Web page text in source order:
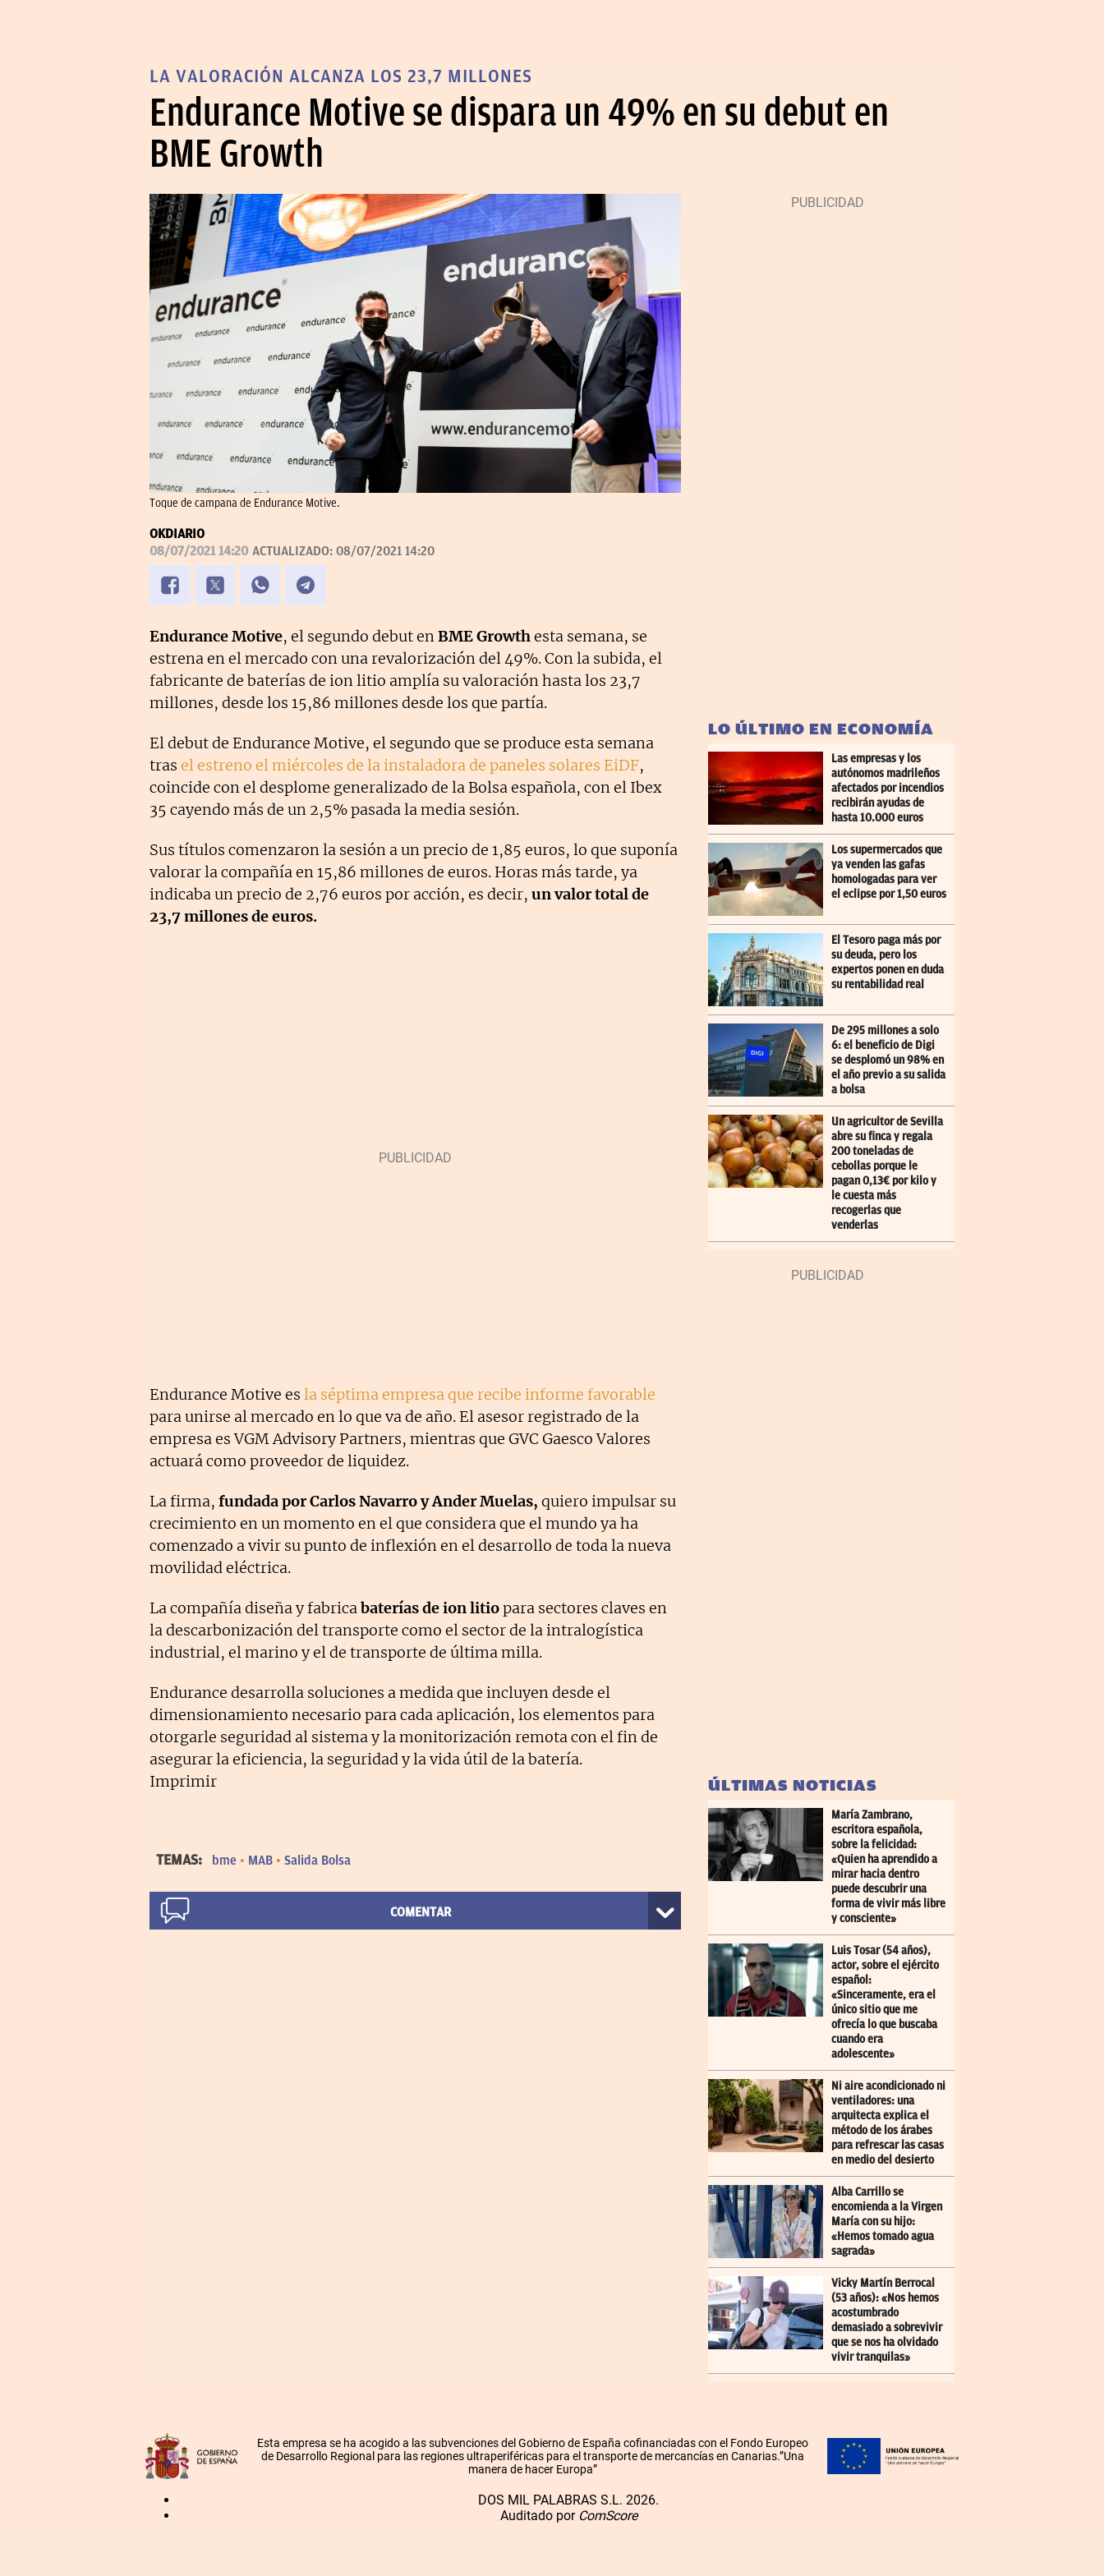
LA VALORACIÓN ALCANZA LOS 23,7 MILLONES
Endurance Motive se dispara un 49% en su debut en
BME Growth
Toque de campana de Endurance Motive.
OKDIARIO
08/07/2021 14:20 ACTUALIZADO: 08/07/2021 14:20
Endurance Motive, el segundo debut enBME Growthesta semana, se
estrena en el mercado con una revalorización del 49%. Con la subida, el
fabricante de baterías de ion litio amplía su valoración hasta los 23,7
millones, desde los 15,86 millones desde los que partía.
El debut de Endurance Motive, el segundo que se produce esta semana
tras el estreno el miércoles de la instaladora de paneles solares EiDF,
coincide con el desplome generalizado de la Bolsa española, con el Ibex
35 cayendo más de un 2,5% pasada la media sesión.
Sus títulos comenzaron la sesión a un precio de 1,85 euros, lo que suponía
valorar la compañía en 15,86 millones de euros. Horas más tarde, ya
indicaba un precio de 2,76 euros por acción, es decir, un valor total de
23,7 millones de euros.
Endurance Motive es la séptima empresa que recibe informe favorable
para unirse al mercado en lo que va de año. El asesor registrado de la
empresa es VGM Advisory Partners, mientras que GVC Gaesco Valores
actuará como proveedor de liquidez.
La firma, fundada por Carlos Navarro y Ander Muelas, quiero impulsar su
crecimiento en un momento en el que considera que el mundo ya ha
comenzado a vivir su punto de inflexión en el desarrollo de toda la nueva
movilidad eléctrica.
La compañía diseña y fabricabaterías de ion litiopara sectores claves en
la descarbonización del transporte como el sector de la intralogística
industrial, el marino y el de transporte de última milla.
Endurance desarrolla soluciones a medida que incluyen desde el
dimensionamiento necesario para cada aplicación, los elementos para
otorgarle seguridad al sistema y la monitorización remota con el fin de
asegurar la eficiencia, la seguridad y la vida útil de la batería.
Imprimir
TEMAS: bme MAB Salida Bolsa
COMENTAR
LO ÚLTIMO EN ECONOMÍA
Las empresas y los
autónomos madrileños
afectados por incendios
recibirán ayudas de
hasta 10.000 euros
Los supermercados que
ya venden las gafas
homologadas para ver
el eclipse por 1,50 euros
El Tesoro paga más por
su deuda, pero los
expertos ponen en duda
su rentabilidad real
De 295 millones a solo
6: el beneficio de Digi
se desplomó un 98% en
el año previo a su salida
a bolsa
Un agricultor de Sevilla
abre su finca y regala
200 toneladas de
cebollas porque le
pagan 0,13€ por kilo y
le cuesta más
recogerlas que
venderlas
ÚLTIMAS NOTICIAS
María Zambrano,
escritora española,
sobre la felicidad:
«Quien ha aprendido a
mirar hacia dentro
puede descubrir una
forma de vivir más libre
y consciente»
Luis Tosar (54 años),
actor, sobre el ejército
español:
«Sinceramente, era el
único sitio que me
ofrecía lo que buscaba
cuando era
adolescente»
Ni aire acondicionado ni
ventiladores: una
arquitecta explica el
método de los árabes
para refrescar las casas
en medio del desierto
Alba Carrillo se
encomienda a la Virgen
María con su hijo:
«Hemos tomado agua
sagrada»
Vicky Martín Berrocal
(53 años): «Nos hemos
acostumbrado
demasiado a sobrevivir
que se nos ha olvidado
vivir tranquilas»
Esta empresa se ha acogido a las subvenciones del Gobierno de España cofinanciadas con el Fondo Europeo
de Desarrollo Regional para las regiones ultraperiféricas para el transporte de mercancías en Canarias.”Una
manera de hacer Europa”
DOS MIL PALABRAS S.L. 2026.
Auditado por ComScore